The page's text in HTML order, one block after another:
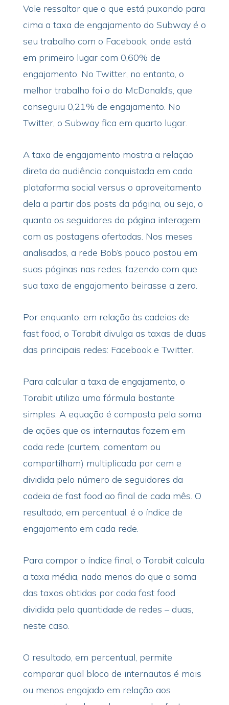
Vale ressaltar que o que está puxando para
cima a taxa de engajamento do Subway é o
seu trabalho com o Facebook, onde está
em primeiro lugar com 0,60% de
engajamento. No Twitter, no entanto, o
melhor trabalho foi o do McDonald’s, que
conseguiu 0,21% de engajamento. No
Twitter, o Subway fica em quarto lugar.
A taxa de engajamento mostra a relação
direta da audiência conquistada em cada
plataforma social versus o aproveitamento
dela a partir dos posts da página, ou seja, o
quanto os seguidores da página interagem
com as postagens ofertadas. Nos meses
analisados, a rede Bob’s pouco postou em
suas páginas nas redes, fazendo com que
sua taxa de engajamento beirasse a zero.
Por enquanto, em relação às cadeias de
fast food, o Torabit divulga as taxas de duas
das principais redes: Facebook e Twitter.
Para calcular a taxa de engajamento, o
Torabit utiliza uma fórmula bastante
simples. A equação é composta pela soma
de ações que os internautas fazem em
cada rede (curtem, comentam ou
compartilham) multiplicada por cem e
dividida pelo número de seguidores da
cadeia de fast food ao final de cada mês. O
resultado, em percentual, é o índice de
engajamento em cada rede.
Para compor o índice final, o Torabit calcula
a taxa média, nada menos do que a soma
das taxas obtidas por cada fast food
dividida pela quantidade de redes – duas,
neste caso.
O resultado, em percentual, permite
comparar qual bloco de internautas é mais
ou menos engajado em relação aos